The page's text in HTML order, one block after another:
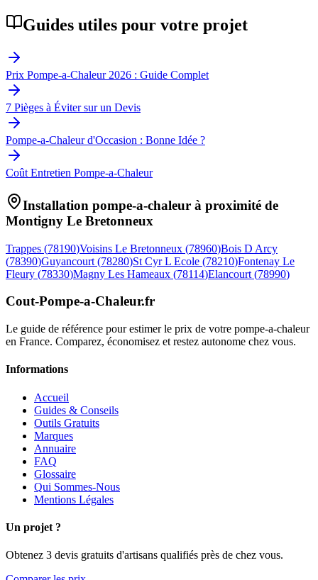
Guides utiles pour votre projet
Prix Pompe-a-Chaleur 2026 : Guide Complet
7 Pièges à Éviter sur un Devis
Pompe-a-Chaleur d'Occasion : Bonne Idée ?
Coût Entretien Pompe-a-Chaleur
Installation pompe-a-chaleur à proximité de
Montigny Le Bretonneux
Trappes (78190)Voisins Le Bretonneux (78960)Bois D Arcy
(78390)Guyancourt (78280)St Cyr L Ecole (78210)Fontenay Le
Fleury (78330)Magny Les Hameaux (78114)Elancourt (78990)
Cout-Pompe-a-Chaleur.fr
Le guide de référence pour estimer le prix de votre pompe-a-chaleur
en France. Comparez, économisez et restez autonome chez vous.
Informations
Accueil
Guides & Conseils
Outils Gratuits
Marques
Annuaire
FAQ
Glossaire
Qui Sommes-Nous
Mentions Légales
Un projet ?
Obtenez 3 devis gratuits d'artisans qualifiés près de chez vous.